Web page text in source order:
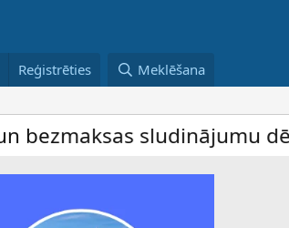
Reģistrēties Meklēšana
sludinājumu dēlis –